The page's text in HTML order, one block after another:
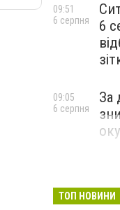
6
09:51
6 серпня
За
09:05
6 серпня
ТОП НОВИНИ